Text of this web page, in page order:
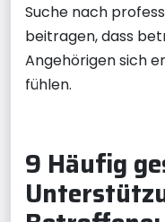
Suche nach
beitragen, dass
Angehörigen sich
fühlen.
9 Häufig